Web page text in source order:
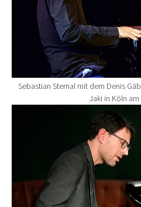
Sebastian Sternal mit dem Denis
Jaki in Köln am
Show larger version for: